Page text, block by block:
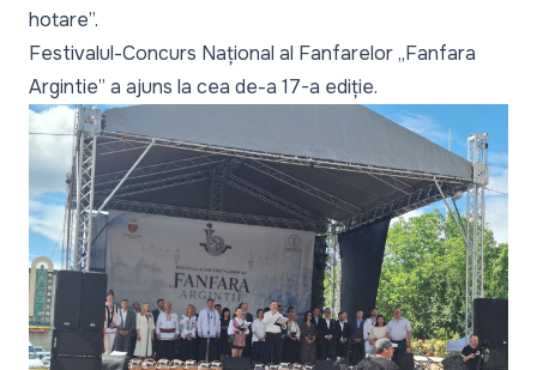
hotare”.
Festivalul-Concurs Național al Fanfarelor „Fanfara
Argintie” a ajuns la cea de-a 17-a ediție.